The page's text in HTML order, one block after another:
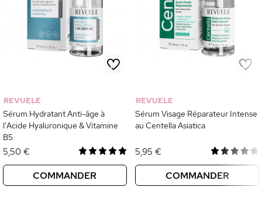
REVUELE
Sérum Hydratant Anti-âge à
l'Acide Hyaluronique & Vitamine
B5
5,50 €
COMMANDER
REVUELE
Sérum Visage Réparateur Intense
au Centella Asiatica
5,95 €
COMMANDER